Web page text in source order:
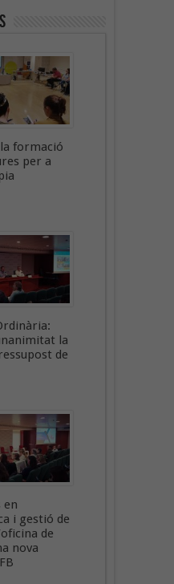
formació
per a
la
de
en
i gestió de
de
nova